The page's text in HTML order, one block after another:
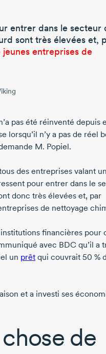
entrer dans le secteur
sont très élevées et,
entreprises de
pas été réinventé depuis
n’y a pas de réel
M. Popiel.
des entreprises valant un
pour entrer dans le
donc très élevées et, par
de nettoyage
institutions financières pour
avec BDC qu’il a
un prêt qui couvrait 50 %
et a investi ses
de